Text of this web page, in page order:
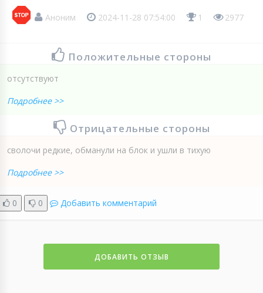
Аноним 2024-11-28 07:54:00 1 2977
Положительные стороны
отсутствуют
Подробнее >>
Отрицательные стороны
сволочи редкие, обманули на блок и ушли в тихую
Подробнее >>
0 0 Добавить комментарий
ДОБАВИТЬ ОТЗЫВ